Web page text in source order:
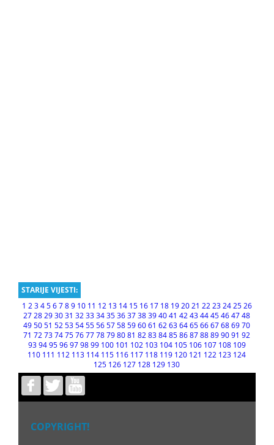
STARIJE VIJESTI:
1 23456789 10 11 12 13 14 15 16 17 18 192021 2223242526
27 28 29 30 31 32 33 34 35 36 37 38 39 40 41 42 43 44 45 46 47 48
49 50 51 52 53 54 55 56 57 58 59 60 61 62 63 64 65 66 67 68 69 70
71 72 73 74 75 76 77 78 79 80 81 82 83 84 85 86 87 88 89 90 91 92
93949596979899 100 101 102 103 104 105 106 107 108 109
110 111 112 113 114 115 116 117 118 119 120 121 122 123 124
125 126 127 128 129 130
COPYRIGHT!